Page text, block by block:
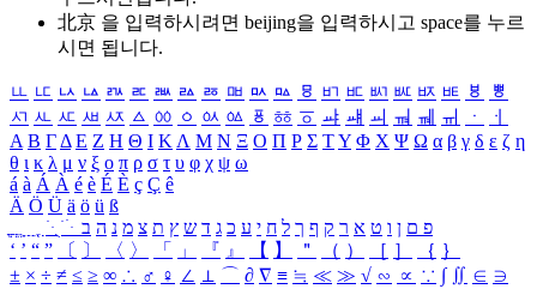
北京 을 입력하시려면 beijing을 입력하시고 space를 누르
시면 됩니다.
ㅥ ㅦ ㅧ ㅨ ㅩ ㅪ ㅫ ㅬ ㅭ ㅮ ㅯ ㅰ ㅱ ㅲ ㅳ ㅴ ㅵ ㅶ ㅷ ㅸ
ㅹ
ㅺ ㅻ ㅼ ㅽ ㅾ ㅿ ㆀ ㆁ ㆂ ㆃ ㆄ ㆅ ㆆ ㆇ ㆈ ㆉ ㆊ ㆋ ㆌ ㆍ
ㆎ
Α Β ΓΔ Ε Ζ Η Θ Ι ΚΛ Μ Ν Ξ Ο Π Ρ Σ ΤΥ Φ Χ Ψ Ω α β γ δ ε ζ η
θ ι κ λ μ ν ξ ο π ρ σ τ υ φ χ ψ ω
á à Á À é è É È ç Ç ê
Ä Ö Ü ä ö ü ß
ִֶֹ ֻּ ׁׂ פ ם ן ו ט א ר ק ף ך ל ח י ע כ ג ד ש ץ ת צ מ נ ה ב
‘ ’ “ ” 〔 〕 〈 〉 「 」 『 』 【 】 ＂ （ ） ［ ］ ｛ ｝
± × ÷ ≠ ≤ ≥ ∞ ∴ ♂ ♀ ∠ ⊥ ⌒ ∂ ∇ ≡ ≒ ≪ ≫ √ ∽ ∝ ∵ ∫ ∬ ∈ ∋